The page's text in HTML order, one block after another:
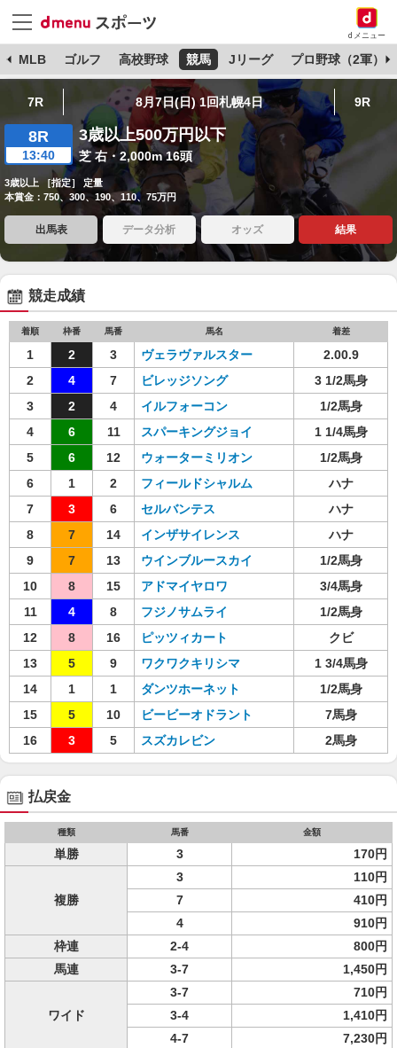
dメニュー
MLB ゴルフ 高校野球 競馬 Jリーグ プロ野球（2軍）
7R 8月7日(日) 1回札幌4日 9R
8R
13:40
3歳以上500万円以下
芝 右・2,000m 16頭
3歳以上 ［指定］ 定量
本賞金：750、300、190、110、75万円
出馬表 データ分析 オッズ 結果
競走成績
着順 枠番 馬番 馬名 着差
1 2 3 ヴェラヴァルスター
2.00.9
2
4 7 ビレッジソング
3 1/2馬身
3
2 4 イルフォーコン
1/2馬身
4
6 11 スパーキングジョイ
1 1/4馬身
5
6 12 ウォーターミリオン
1/2馬身
6
1 2 フィールドシャルム
ハナ
7
3 6 セルバンテス
ハナ
8
7 14 インザサイレンス
ハナ
9
7 13 ウインブルースカイ
1/2馬身
10
8 15 アドマイヤロワ
3/4馬身
11
4 8 フジノサムライ
1/2馬身
12
8 16 ピッツィカート
クビ
13
5 9 ワクワクキリシマ
1 3/4馬身
14
1 1 ダンツホーネット
1/2馬身
15
5 10 ビービーオドラント
7馬身
16
3 5 スズカレビン 2馬身
払戻金
種類 馬番 金額
単勝 3 170円
複勝
3
110円
7
410円
4
910円
枠連
2-4
800円
馬連
3-7 1,450円
ワイド
3-7
710円
3-4
1,410円
4-7
7,230円